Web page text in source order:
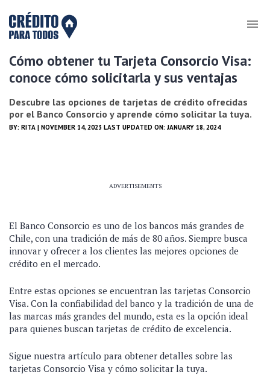
Cómo obtener tu Tarjeta Consorcio Visa:
conoce cómo solicitarla y sus ventajas
Descubre las opciones de tarjetas de crédito ofrecidas
por el Banco Consorcio y aprende cómo solicitar la tuya.
BY: RITA | NOVEMBER 14, 2023 LAST UPDATED ON: JANUARY 18, 2024
ADVERTISEMENTS
El Banco Consorcio es uno de los bancos más grandes de
Chile, con una tradición de más de 80 años. Siempre busca
innovar y ofrecer a los clientes las mejores opciones de
crédito en el mercado.
Entre estas opciones se encuentran las tarjetas Consorcio
Visa. Con la confiabilidad del banco y la tradición de una de
las marcas más grandes del mundo, esta es la opción ideal
para quienes buscan tarjetas de crédito de excelencia.
Sigue nuestra artículo para obtener detalles sobre las
tarjetas Consorcio Visa y cómo solicitar la tuya.